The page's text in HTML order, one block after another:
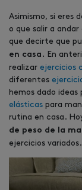
Asimismo, si eres
o que salir a
que decirte que
en casa. En
realizar ejercicios
diferentes
hemos dado ideas
elásticas para
rutina en casa.
de peso de la
ejercicios variados.